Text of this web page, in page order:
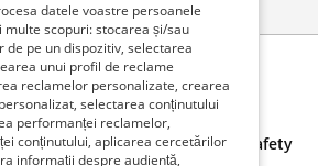
Contact
Vinde
utilitar si industrial Camp Safety
datele voastre persoanele
multe scopuri: stocarea și/sau
pe un dispozitiv, selectarea
unui profil de reclame
reclamelor personalizate, crearea
selectarea conținutului
performanței reclamelor,
conținutului, aplicarea cercetărilor
informații despre audiență,